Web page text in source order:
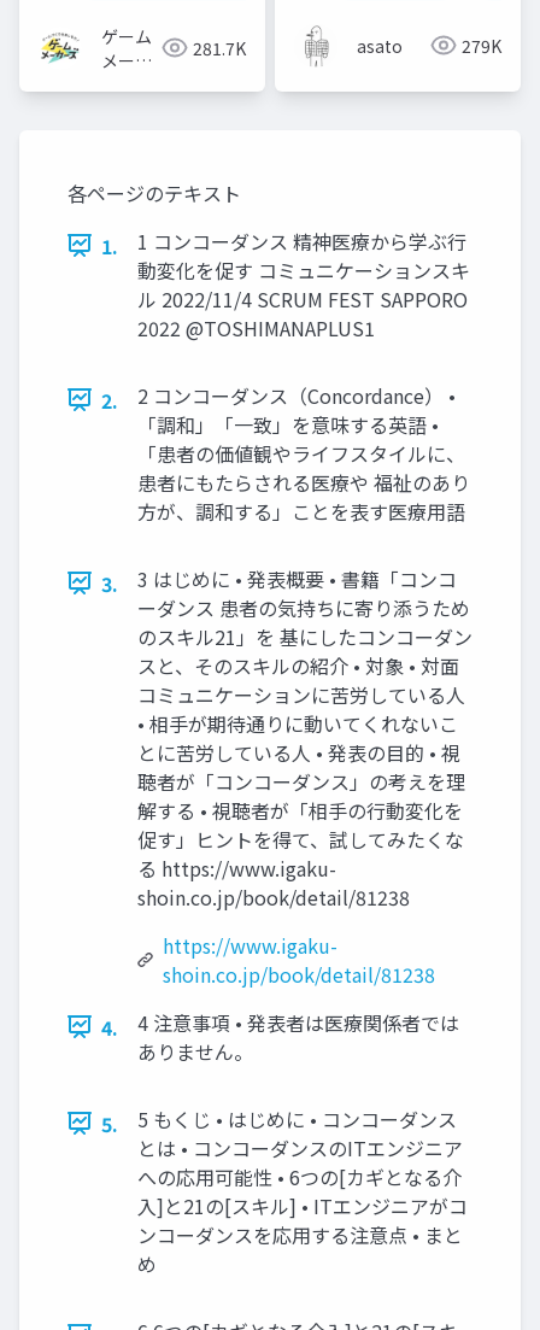
ゲーム
メーカ
281.7K asato 279K
各ページのテキスト
1.
1 コンコーダンス 精神医療から学ぶ行
動変化を促す コミュニケーションスキ
ル 2022/11/4 SCRUM FEST SAPPORO
2022 @TOSHIMANAPLUS1
2.
2 コンコーダンス（Concordance） •
「調和」「一致」を意味する英語 •
「患者の価値観やライフスタイルに、
患者にもたらされる医療や 福祉のあり
方が、調和する」ことを表す医療用語
3.
3 はじめに • 発表概要 • 書籍「コンコ
ーダンス 患者の気持ちに寄り添うため
のスキル21」を 基にしたコンコーダン
スと、そのスキルの紹介 • 対象 • 対面
コミュニケーションに苦労している人
• 相手が期待通りに動いてくれないこ
とに苦労している人 • 発表の目的 • 視
聴者が「コンコーダンス」の考えを理
解する • 視聴者が「相手の行動変化を
促す」ヒントを得て、試してみたくな
る https://www.igaku-
shoin.co.jp/book/detail/81238
https://www.igaku-
shoin.co.jp/book/detail/81238
4.
4 注意事項 • 発表者は医療関係者では
ありません。
5.
5 もくじ • はじめに • コンコーダンス
とは • コンコーダンスのITエンジニア
への応用可能性 • 6つの[カギとなる介
入]と21の[スキル] • ITエンジニアがコ
ンコーダンスを応用する注意点 • まと
め